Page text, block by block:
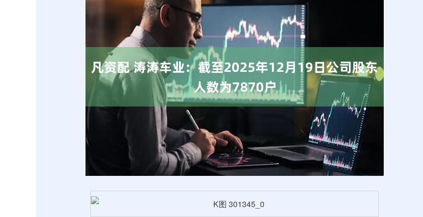
上证指数 3940.04 39.68 1.02% 深证成指 14311.01 200.89